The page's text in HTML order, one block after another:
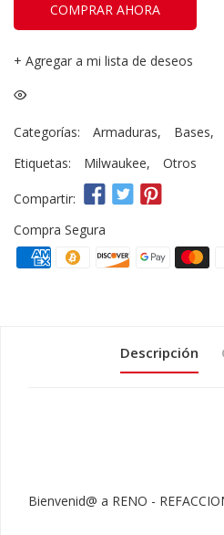
COMPRAR AHORA
+ Agregar a mi lista de deseos
Categorías: Armaduras, Bases,
Etiquetas:
Milwaukee, Otros
Compartir:
Compra Segura
Descripción
Bienvenid@ a RENO -